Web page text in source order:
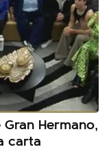
Hermano,
carta